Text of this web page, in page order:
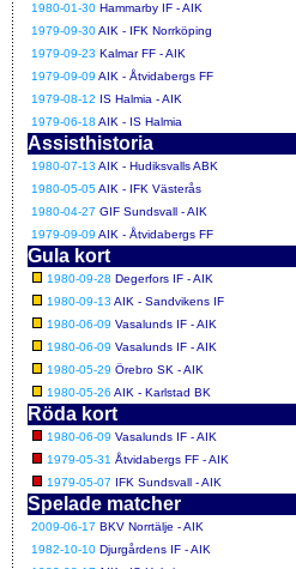
1980-01-30 Hammarby IF - AIK
1979-09-30AIK - IFK Norrköping
1979-09-23 Kalmar FF - AIK
1979-09-09 AIK - Åtvidabergs FF
1979-08-12 IS Halmia - AIK
1979-06-18 AIK - IS Halmia
Assisthistoria
1980-07-13 AIK - Hudiksvalls ABK
1980-05-05AIK - IFK Västerås
1980-04-27 GIF Sundsvall - AIK
1979-09-09 AIK - Åtvidabergs FF
Gula kort
1980-09-28 Degerfors IF - AIK
1980-09-13 AIK - Sandvikens IF
1980-06-09 Vasalunds IF - AIK
1980-06-09 Vasalunds IF - AIK
1980-05-29 Örebro SK - AIK
1980-05-26 AIK - Karlstad BK
Röda kort
1980-06-09 Vasalunds IF - AIK
1979-05-31 Åtvidabergs FF - AIK
1979-05-07 IFK Sundsvall - AIK
Spelade matcher
2009-06-17 BKV Norrtälje - AIK
1982-10-10 Djurgårdens IF - AIK